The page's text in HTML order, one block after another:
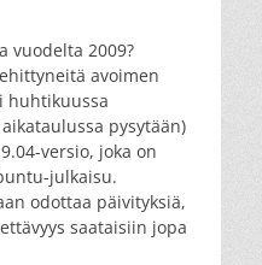
vuodelta 2009?
avoimen
huhtikuussa
pysytään)
versio, joka on
julkaisu.
odottaa päivityksiä,
saataisiin jopa